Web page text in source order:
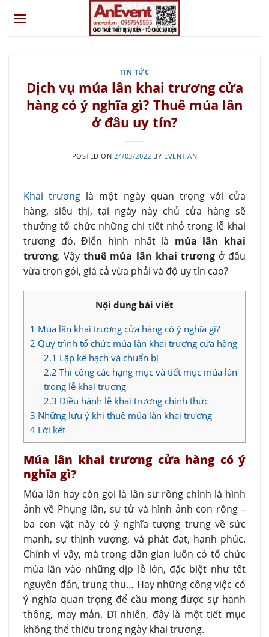
TIN TỨC
Dịch vụ múa lân khai trương cửa
hàng có ý nghĩa gì? Thuê múa lân
ở đâu uy tín?
POSTED ON 24/03/2022 BY EVENT AN
Khai trương là một ngày quan trọng với cửa
hàng, siêu thị, tại ngày này chủ cửa hàng sẽ
thường tổ chức những chi tiết nhỏ trong lễ khai
trương đó. Điển hình nhất là múa lân khai
trương. Vậythuê múa lân khai trươngở đâu
vừa trọn gói, giá cả vừa phải và độ uy tín cao?
Nội dung bài viết
1 Múa lân khai trương cửa hàng có ý nghĩa gì?
2 Quy trình tổ chức múa lân khai trương cửa hàng
2.1 Lập kế hạch và chuẩn bị
2.2 Thi công các hạng mục và tiết mục múa lân
trong lễ khai trương
2.3 Điều hành lễ khai trương chính thức
3 Những lưu ý khi thuê múa lân khai trương
4 Lời kết
Múa lân khai trương cửa hàng có ý
nghĩa gì?
Múa lân hay còn gọi là lân sư rồng chính là hình
ảnh về Phụng lân, sư tử và hình ảnh con rồng –
ba con vật này có ý nghĩa tượng trưng về sức
mạnh, sự thịnh vượng, và phát đạt, hạnh phúc.
Chính vì vậy, mà trong dân gian luôn có tổ chức
múa lân vào những dịp lễ lớn, đặc biệt như tết
nguyên đán, trung thu… Hay những công việc có
ý nghĩa quan trọng để cầu mong được sự hanh
thông, may mắn. Dĩ nhiên, đây là một tiết mục
không thể thiếu trong ngày khai trương.